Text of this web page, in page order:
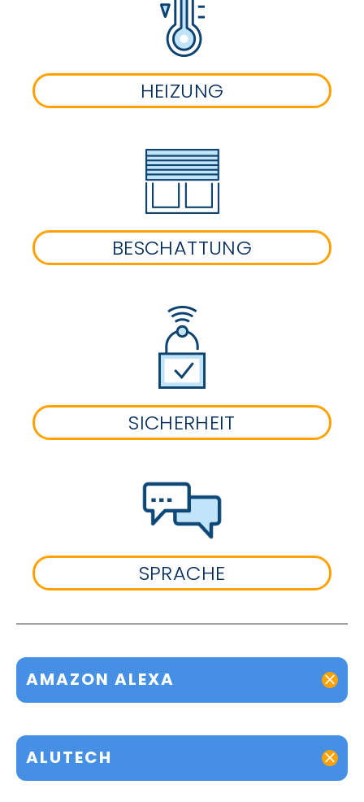
HEIZUNG
BESCHATTUNG
SICHERHEIT
SPRACHE
AMAZON ALEXA
ALUTECH